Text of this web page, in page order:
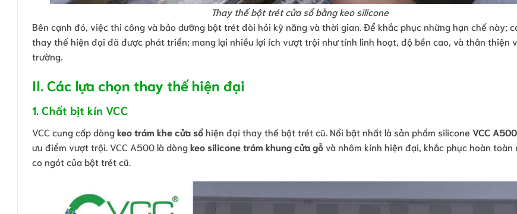
Thay thế bột trét cửa sổ bằng keo silicone
Bên cạnh đó, việc thi công và bảo dưỡng bột trét đòi hỏi kỹ năng và thời gian. Để khắc phục những hạn chế này;
thay thế hiện đại đã được phát triển; mang lại nhiều lợi ích vượt trội như tính linh hoạt, độ bền cao, và thân thiện
trường.
II. Các lựa chọn thay thế hiện đại
1. Chất bịt kín VCC
VCC cung cấp dòngkeo trám khe cửa sổhiện đại thay thế bột trét cũ. Nổi bật nhất là sản phẩm silicone VCC A500
ưu điểm vượt trội. VCC A500 là dòngkeo silicone trám khung cửa gỗvà nhôm kính hiện đại, khắc phục hoàn toàn
co ngót của bột trét cũ.